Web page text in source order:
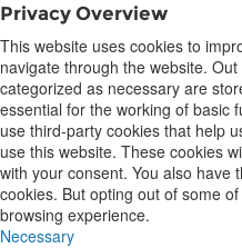
Privacy Overview
This website uses cookies to
navigate through the website.
categorized as necessary are
essential for the working of basic
use third-party cookies that help
use this website. These cookies
with your consent. You also have
cookies. But opting out of some
browsing experience.
Necessary